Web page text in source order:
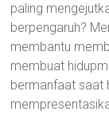
paling
berpengaruh?
membantu
membuat
bermanfaat saat